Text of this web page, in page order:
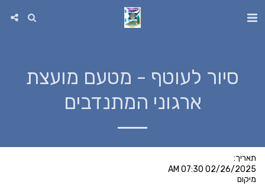
סיור לעוטף - מטעם מועצת
ארגוני המתנדבים
תאריך:
02/26/2025 07:30 AM
מיקום